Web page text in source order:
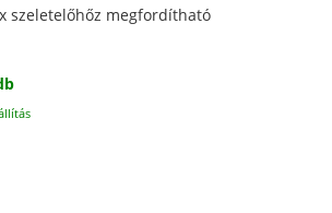
szeletelőhőz megfordítható